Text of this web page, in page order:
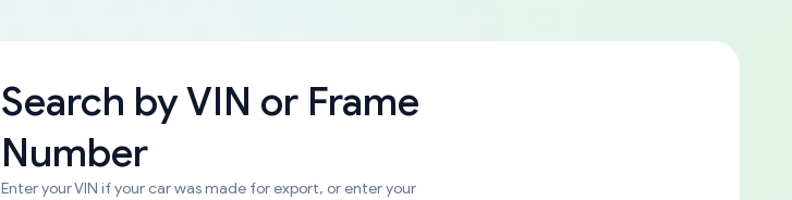
Search byVIN or Frame
Number
Enter your VIN if your car was made for export, or enter your